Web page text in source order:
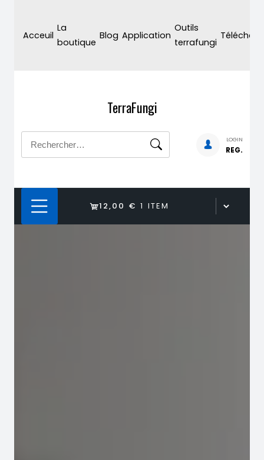
content
Acceuil
La
boutique
Blog Application
Outils
terrafungi
TerraFungi
Rechercher : LOGIN
REG.
12,00 € 1 ITEM